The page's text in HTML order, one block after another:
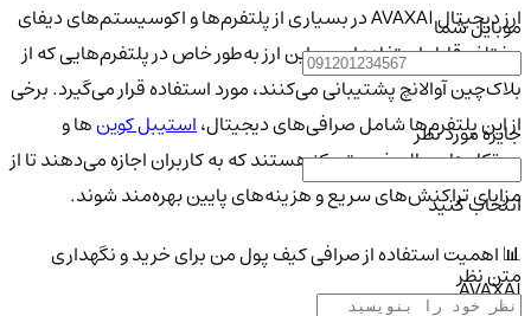
ارز دیجیتال AVAXAI در بسیاری از پلتفرم‌ها و اکوسیستم‌های دیفای
مختلف قابل استفاده است. این ارز به‌طور خاص در پلتفرم‌هایی که از
بلاک‌چین آوالانچ پشتیبانی می‌کنند، مورد استفاده قرار می‌گیرد. برخی
از این پلتفرم‌ها شامل صرافی‌های دیجیتال،استیبل کوین‌ها و
پروتکل‌های مالی غیرمتمرکز هستند که به کاربران اجازه می‌دهند تا از
مزایای تراکنش‌های سریع و هزینه‌های پایین بهره‌مند شوند.
📊 اهمیت استفاده از صرافی کیف پول من برای خرید و نگهداری
AVAXAI
موبایل شما
جایزه مورد نظر
انتخاب کنید
متن نظر